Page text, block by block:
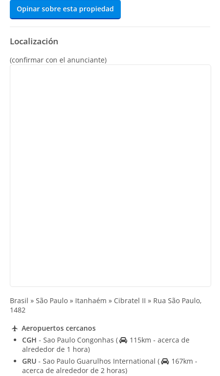
Opinar sobre esta propiedad
Localización
(confirmar con el anunciante)
Brasil » São Paulo » Itanhaém » Cibratel II » Rua São Paulo,
1482
Aeropuertos cercanos
CGH - Sao Paulo Congonhas (
115km - acerca de
alrededor de 1 hora)
GRU - Sao Paulo Guarulhos International (
167km -
acerca de alrededor de 2 horas)